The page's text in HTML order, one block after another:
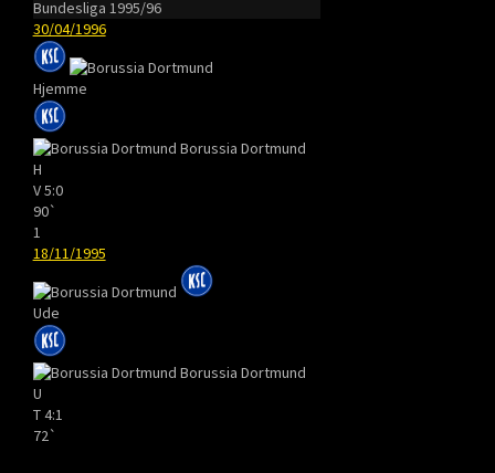
Bundesliga 1995/96
30/04/1996
Hjemme
Borussia Dortmund
H
V5:0
90`
1
18/11/1995
Ude
Borussia Dortmund
U
T4:1
72`